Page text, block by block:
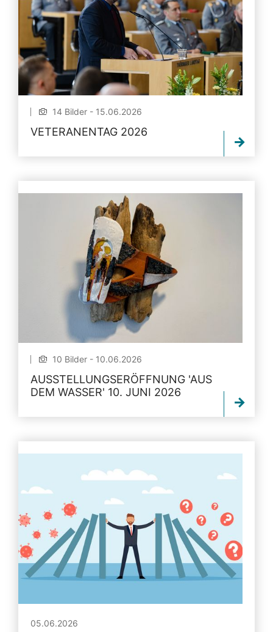
14 Bilder - 15.06.2026
VETERANENTAG 2026
10 Bilder - 10.06.2026
AUSSTELLUNGSERÖFFNUNG 'AUS
DEM WASSER' 10. JUNI 2026
05.06.2026